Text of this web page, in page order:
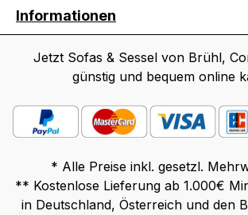
Informationen
Jetzt Sofas & Sessel von Brühl,
günstig und bequem online
* Alle Preise inkl. gesetzl.
** Kostenlose Lieferung ab 1.000€
in Deutschland, Österreich und den